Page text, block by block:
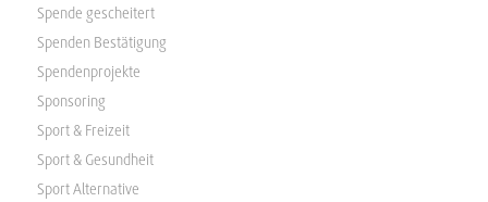
Spende gescheitert
Spenden Bestätigung
Spendenprojekte
Sponsoring
Sport & Freizeit
Sport & Gesundheit
Sport Alternative